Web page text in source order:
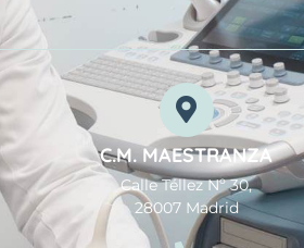
C.M. MAESTRANZA
Calle Téllez Nº 30,
28007 Madrid